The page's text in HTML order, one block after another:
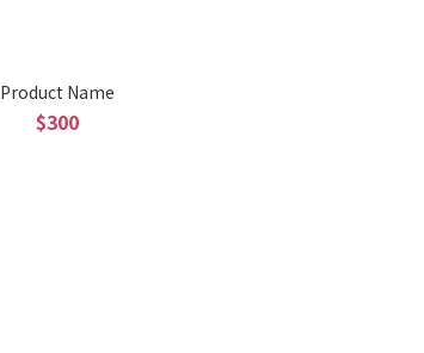
Product Name
$300